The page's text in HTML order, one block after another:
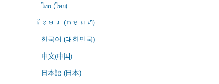
ไทย (ไทย)
ខ្មែរ (កម្ពុជា)
한국어 (대한민국)
中文(中国)
日本語 (日本)